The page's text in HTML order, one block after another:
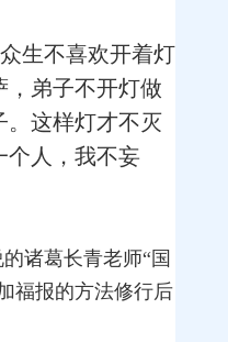
生不喜欢开着灯
，弟子不开灯做
。这样灯才不灭
个人，我不妄
诸葛长青老师“国
福报的方法修行后